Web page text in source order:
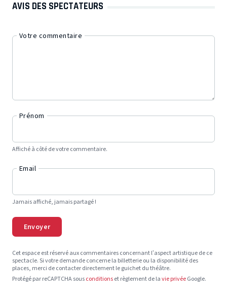
AVIS DES SPECTATEURS
Votre commentaire
Prénom
Affiché à côté de votre commentaire.
Email
Jamais affiché, jamais partagé !
Envoyer
Cet espace est réservé aux commentaires concernant l’aspect artistique de ce
spectacle. Si votre demande concerne la billetterie ou la disponibilité des
places, merci de contacter directement le guichet du théâtre.
Protégé par reCAPTCHA sousconditionset règlement de lavie privéeGoogle.